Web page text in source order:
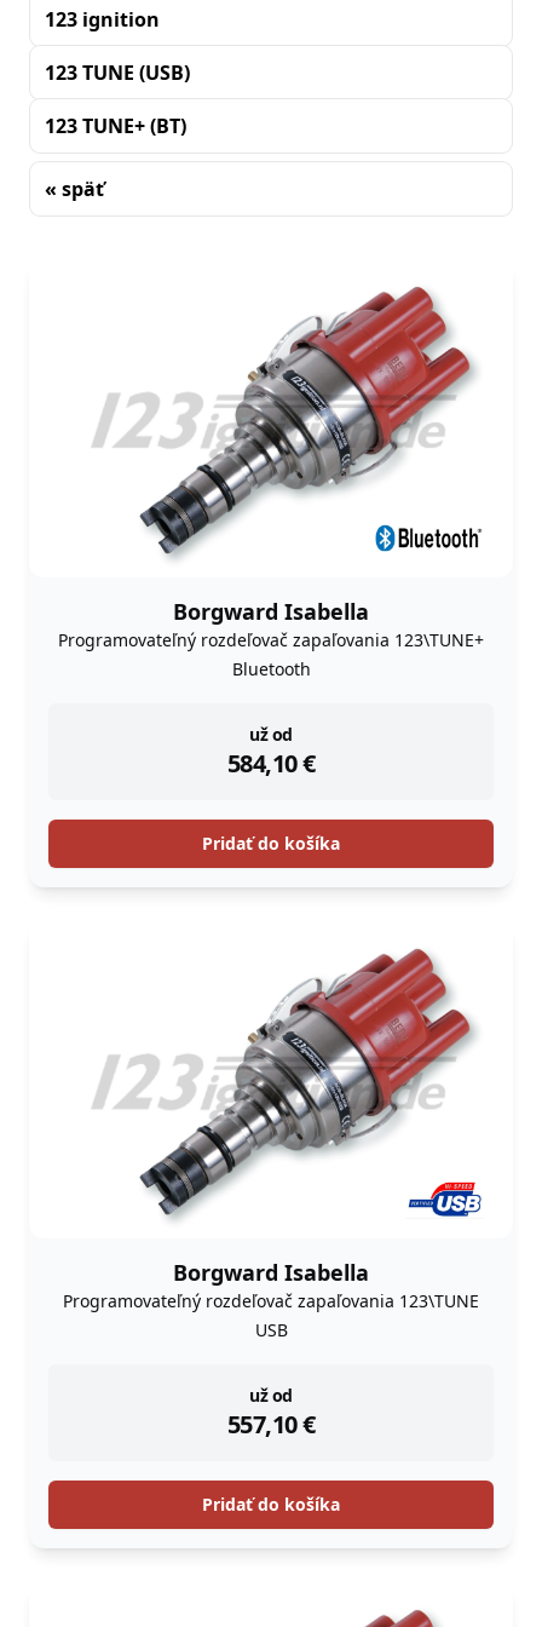
123 ignition
123 TUNE (USB)
123 TUNE+ (BT)
« späť
Borgward Isabella
Programovateľný rozdeľovač zapaľovania 123\TUNE+
Bluetooth
už od
584,10€
instock
Pridať do košíka
Borgward Isabella
Programovateľný rozdeľovač zapaľovania 123\TUNE
USB
už od
557,10€
instock
Pridať do košíka